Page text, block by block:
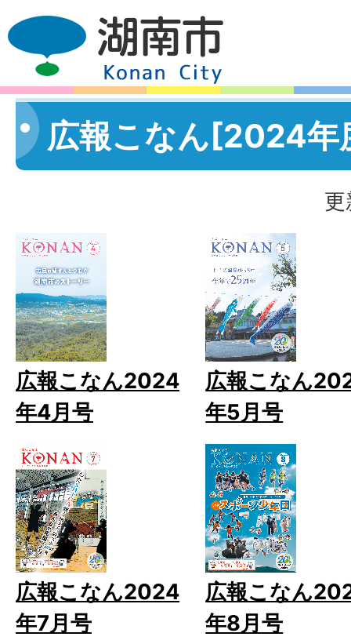
広報こなん[2024年
広報こなん2024
年4月号
広報こなん
年5月号
広報こなん2024
年7月号
広報こなん
年8月号